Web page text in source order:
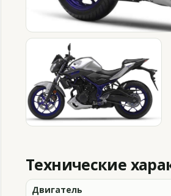
Технические
Двигатель